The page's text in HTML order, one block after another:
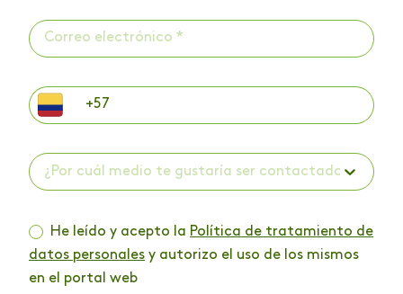
¿Por cuál medio te gustaría ser contactado? *
He leído y acepto la Política de tratamiento de
datos personales y autorizo el uso de los mismos
en el portal web